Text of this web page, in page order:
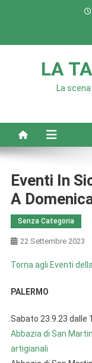
LA
La
Eventi In
A
Senza Categoria
22 Settembre 2023
Torna agli Eventi
PALERMO
Sabato 23.9.23 dalle
Abbazia di San
artigianali